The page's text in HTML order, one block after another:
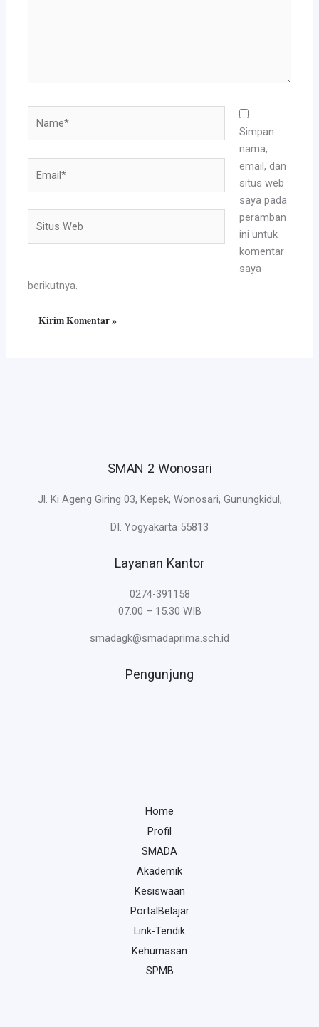
Web
Simpan
nama,
email, dan
situs web
saya pada
peramban
ini untuk
komentar
saya
berikutnya.
SMAN 2 Wonosari
Jl. Ki Ageng Giring 03, Kepek, Wonosari, Gunungkidul,
DI. Yogyakarta 55813
Layanan Kantor
0274-391158
07.00 – 15.30 WIB
smadagk@smadaprima.sch.id
Pengunjung
Home
Profil
SMADA
Akademik
Kesiswaan
PortalBelajar
Link-Tendik
Kehumasan
SPMB